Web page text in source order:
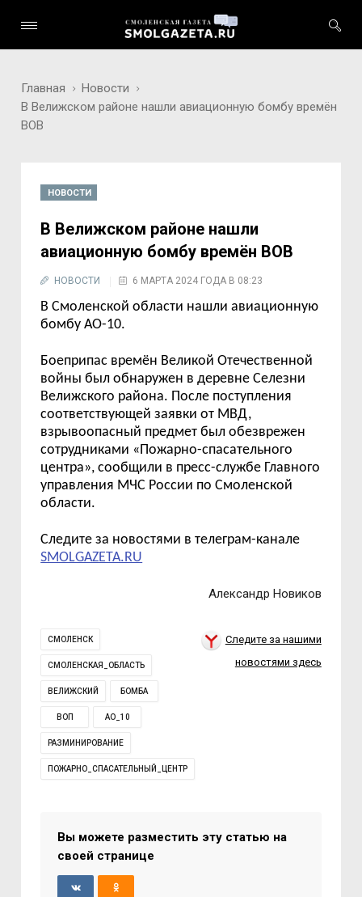
Главная
Новости
В Велижском районе нашли авиационную бомбу времён
ВОВ
НОВОСТИ
В Велижском районе нашли
авиационную бомбу времён ВОВ
НОВОСТИ 6 МАРТА 2024 ГОДА В 08:23
В Смоленской области нашли авиационную
бомбу АО-10.
Боеприпас времён Великой Отечественной
войны был обнаружен в деревне Селезни
Велижского района. После поступления
соответствующей заявки от МВД,
взрывоопасный предмет был обезврежен
сотрудниками «Пожарно-спасательного
центра», сообщили в пресс-службе Главного
управления МЧС России по Смоленской
области.
Следите за новостями в телеграм-канале
SMOLGAZETA.RU
Александр Новиков
СМОЛЕНСК
СМОЛЕНСКАЯ_ОБЛАСТЬ
ВЕЛИЖСКИЙ БОМБА
ВОП АО_10
РАЗМИНИРОВАНИЕ
ПОЖАРНО_СПАСАТЕЛЬНЫЙ_ЦЕНТР
Следите за нашими
новостями здесь
Вы можете разместить эту статью на
своей странице